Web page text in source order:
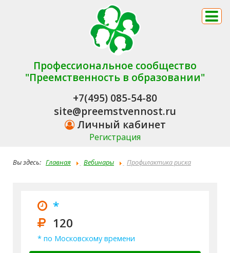
Профессиональное сообщество
"Преемственность в образовании"
+7(495) 085-54-80
site@preemstvennost.ru
Личный кабинет
Регистрация
Вы здесь: Главная Вебинары
Профилактика риска
процедуры и инструменты
*
120
* по Московскому времени